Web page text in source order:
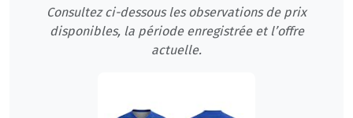
Consultez ci-dessous les observations de prix
disponibles, la période enregistrée et l’offre
actuelle.